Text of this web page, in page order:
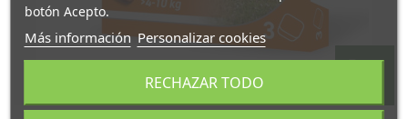
botón Acepto.
Más información Personalizar cookies
RECHAZAR TODO